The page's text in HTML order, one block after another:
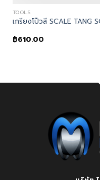
TOOLS
เกรียงโป๊วสี SCALE TANG
฿610.00
เกรียงโป๊วสี 1″ SCALE
HOOK